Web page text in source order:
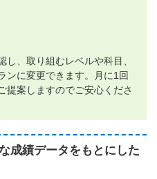
、取り組むレベルや科目、
ンに変更できます。月に1回
提案しますのでご安心くださ
成績データをもとにした